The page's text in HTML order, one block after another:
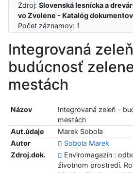
Zdroj:Slovenská lesnícka a
vo Zvolene - Katalóg dokumentov
Počet záznamov: 1
Integrovaná
budúcnosť
mestách
Názov
Integrovaná zeleň -
mestách
Aut.údaje
Marek Sobola
Autor
Sobola Marek
Zdroj.dok.
Enviromagazín :
životnom prostredí.